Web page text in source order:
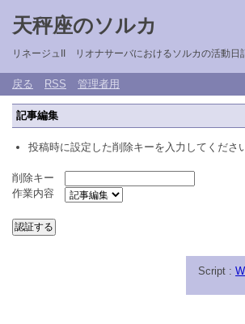
天秤座のソルカ
リネージュII リオナサーバにおけるソルカの活動日
戻る RSS 管理者用
記事編集
投稿時に設定した削除キーを入力してくださ
削除キー
作業内容
Script :